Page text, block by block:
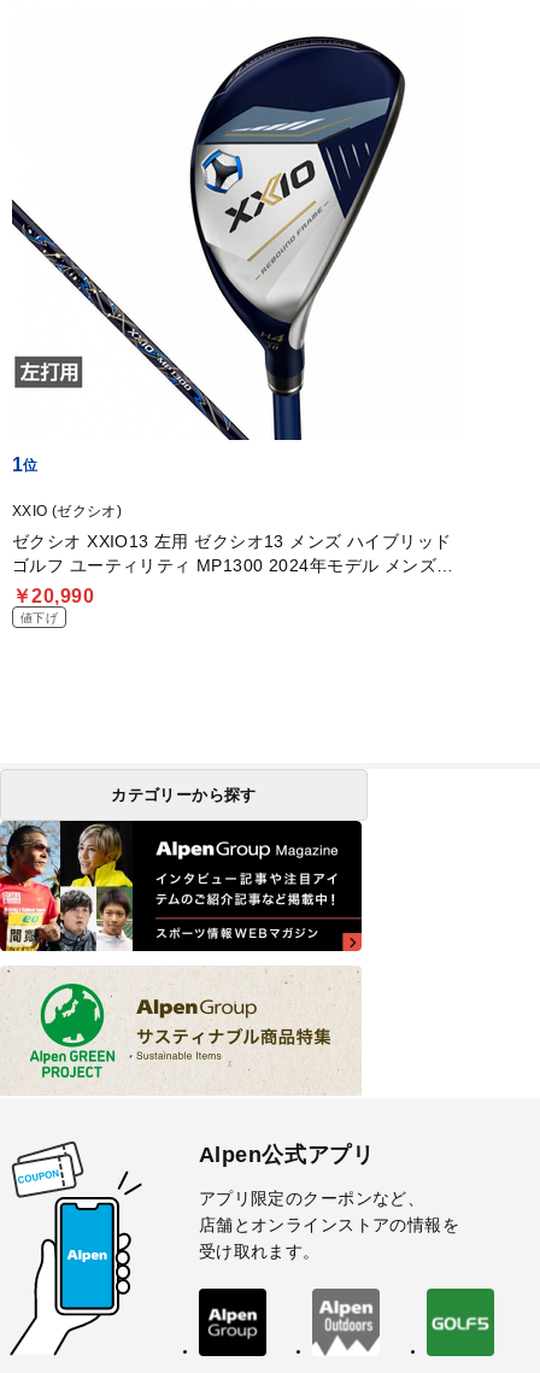
1
XXIO (ゼクシオ)
ゼクシオ XXIO13 左用 ゼクシオ13 メンズ ハイブリッド
ゴルフ ユーティリティ MP1300 2024年モデル メンズ
ダンロップ
￥20,990
値下げ
カテゴリーから探す
Alpen公式アプリ
アプリ限定のクーポンなど、
店舗とオンラインストアの情報を
受け取れます。